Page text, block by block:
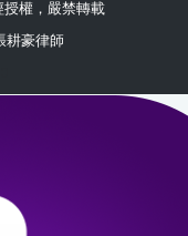
權，嚴禁轉載
耕豪律師